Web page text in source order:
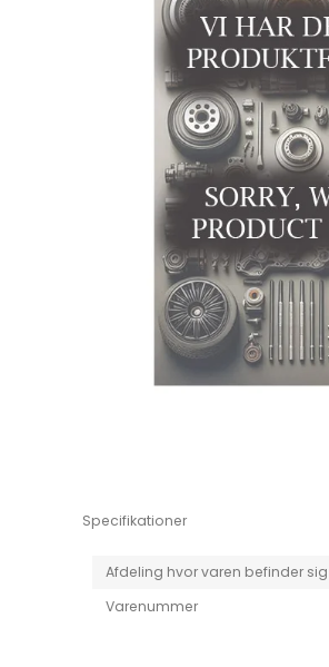
Specifikationer
Afdeling hvor varen befinder sig
Varenummer